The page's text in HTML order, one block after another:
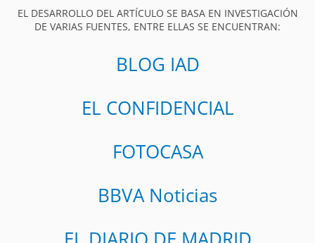
EL DESARROLLO DEL ARTÍCULO SE BASA EN INVESTIGACIÓN
DE VARIAS FUENTES, ENTRE ELLAS SE ENCUENTRAN:
BLOG IAD
EL CONFIDENCIAL
FOTOCASA
BBVA Noticias